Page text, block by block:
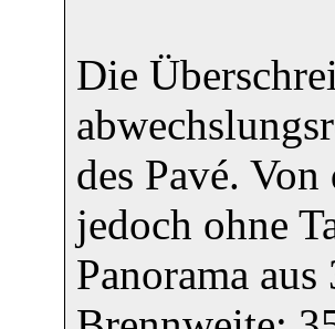
Die
des Pavé.
jedoch ohne
Panorama